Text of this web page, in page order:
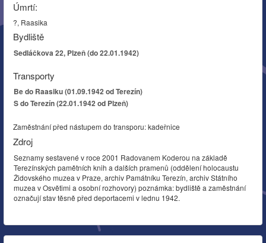
Úmrtí:
?, Raasika
Bydliště
Sedláčkova 22, Plzeň (do 22.01.1942)
Transporty
Be do Raasiku (01.09.1942 od Terezín)
S do Terezín (22.01.1942 od Plzeň)
Zaměstnání před nástupem do transporu: kadeřnice
Zdroj
Seznamy sestavené v roce 2001 Radovanem Koderou na základě
Terezínských pamětních knih a dalších pramenů (oddělení holocaustu
Židovského muzea v Praze, archiv Památníku Terezín, archiv Státního
muzea v Osvětimi a osobní rozhovory) poznámka: bydliště a zaměstnání
označují stav těsně před deportacemi v lednu 1942.